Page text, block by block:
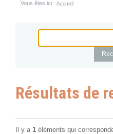
Vous êtes ici : Accueil
Résultats de
Il y a 1 éléments qui